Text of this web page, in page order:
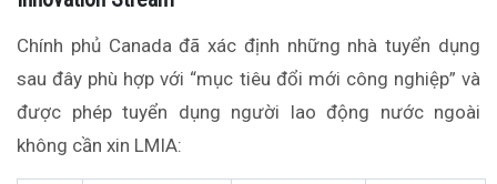
Chính phủ Canada đã xác định những nhà tuyển dụng
sau đây phù hợp với “mục tiêu đổi mới công nghiệp” và
được phép tuyển dụng người lao động nước ngoài
không cần xin LMIA: